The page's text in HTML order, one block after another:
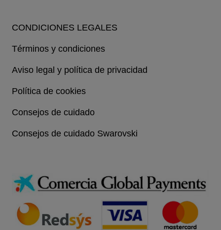
CONDICIONES LEGALES
Términos y condiciones
Aviso legal y política de privacidad
Política de cookies
Consejos de cuidado
Consejos de cuidado Swarovski